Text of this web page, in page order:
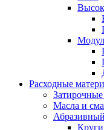
Расходные
Масла и